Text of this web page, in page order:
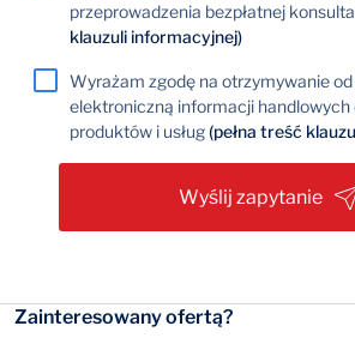
przeprowadzenia bezpłatnej
klauzuli informacyjnej)
Wyrażam zgodę na otrzymywanie
elektroniczną informacji
produktów i usług(pełna treść
Wyślij zapytanie
Zainteresowany ofertą?